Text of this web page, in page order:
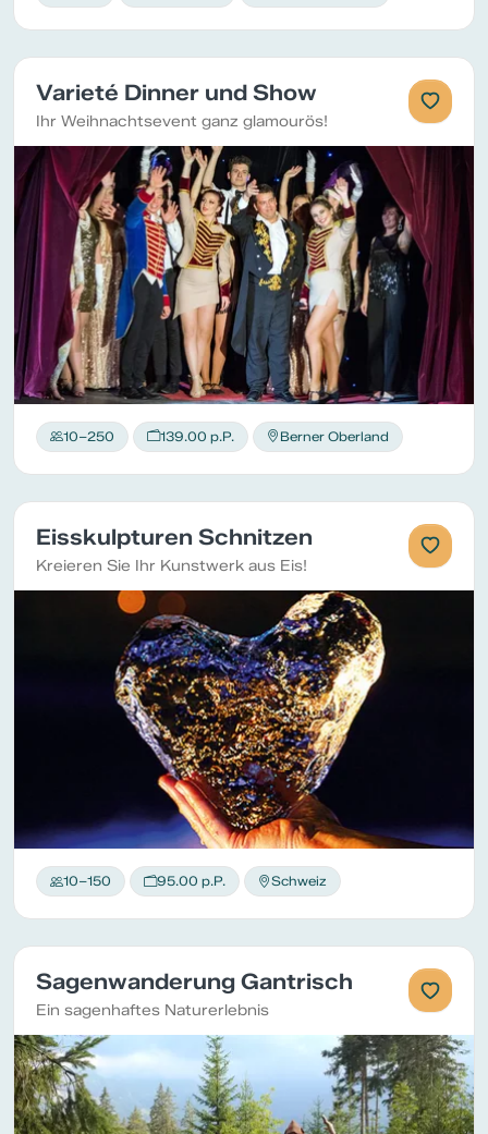
Varieté Dinner und Show
Ihr Weihnachtsevent ganz glamourös!
10–250 139.00 p.P. Berner Oberland
Eisskulpturen Schnitzen
Kreieren Sie Ihr Kunstwerk aus Eis!
10–150 95.00 p.P. Schweiz
Sagenwanderung Gantrisch
Ein sagenhaftes Naturerlebnis